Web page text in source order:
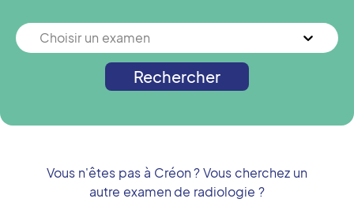
Choisir un examen
Rechercher
Vous n'êtes pas à Créon? Vous cherchez un
autre examen de radiologie ?